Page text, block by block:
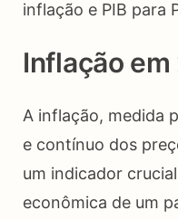
inflação e PIB para
Inflação
A inflação, medida
e contínuo dos
um indicador
econômica de um